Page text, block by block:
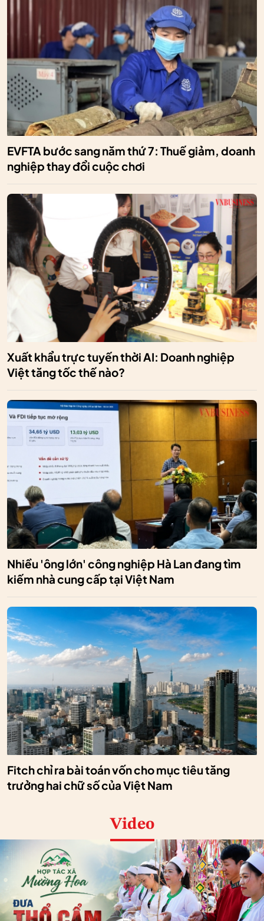
EVFTA bước sang năm thứ 7: Thuế giảm, doanh
nghiệp thay đổi cuộc chơi
Xuất khẩu trực tuyến thời AI: Doanh nghiệp
Việt tăng tốc thế nào?
Nhiều 'ông lớn' công nghiệp Hà Lan đang tìm
kiếm nhà cung cấp tại Việt Nam
Fitch chỉ ra bài toán vốn cho mục tiêu tăng
trưởng hai chữ số của Việt Nam
Video